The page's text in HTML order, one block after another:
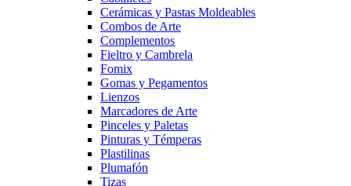
Cerámicas y Pastas Moldeables
Combos de Arte
Complementos
Fieltro y Cambrela
Fomix
Gomas y Pegamentos
Lienzos
Marcadores de Arte
Pinceles y Paletas
Pinturas y Témperas
Plastilinas
Plumafón
Tizas